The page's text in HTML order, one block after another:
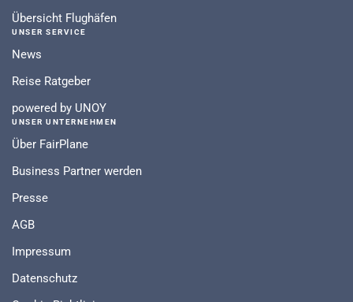
Übersicht Flughäfen
UNSER SERVICE
News
Reise Ratgeber
powered by UNOY
UNSER UNTERNEHMEN
Über FairPlane
Business Partner werden
Presse
AGB
Impressum
Datenschutz